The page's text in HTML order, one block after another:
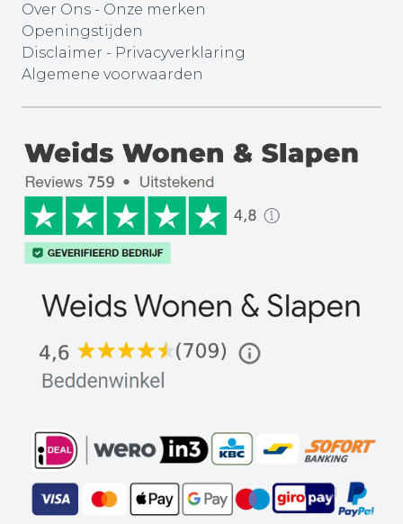
Over Ons - Onze merken
Openingstijden
Disclaimer - Privacyverklaring
Algemene voorwaarden